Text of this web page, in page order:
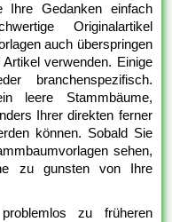
Ihre Gedanken einfach
Originalartikel
auch überspringen
verwenden. Einige
branchenspezifisch.
leere Stammbäume,
Ihrer direkten ferner
können. Sobald Sie
sehen,
zu gunsten von Ihre
zu früheren